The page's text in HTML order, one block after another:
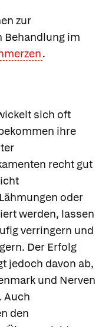
zur
Behandlung im
.
sich oft
ihre
recht gut
oder
werden, lassen
verringern und
Der Erfolg
jedoch davon ab,
und Nerven
Auch
den